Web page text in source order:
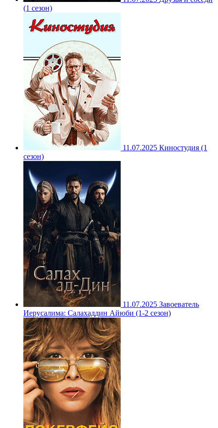
(1 сезон)
11.07.2025 Киностудия (1
сезон)
11.07.2025 Завоеватель
Иерусалима: Салахаддин Айюби (1-2 сезон)